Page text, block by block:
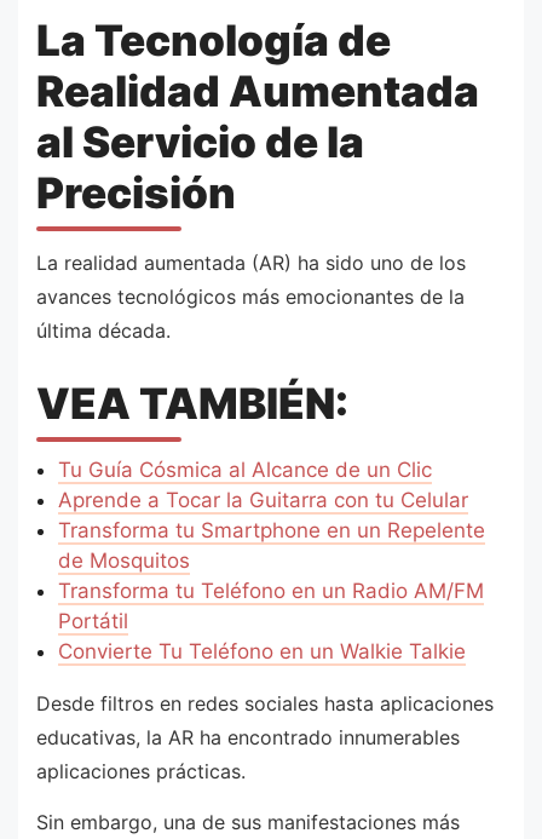
La Tecnología de
Realidad Aumentada
al Servicio de la
Precisión
La realidad aumentada (AR) ha sido uno de los
avances tecnológicos más emocionantes de la
última década.
VEA TAMBIÉN:
Tu Guía Cósmica al Alcance de un Clic
Aprende a Tocar la Guitarra con tu Celular
Transforma tu Smartphone en un Repelente
de Mosquitos
Transforma tu Teléfono en un Radio AM/FM
Portátil
Convierte Tu Teléfono en un Walkie Talkie
Desde filtros en redes sociales hasta aplicaciones
educativas, la AR ha encontrado innumerables
aplicaciones prácticas.
Sin embargo, una de sus manifestaciones más